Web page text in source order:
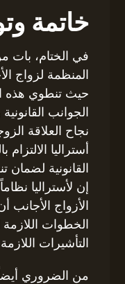
خاتمة
في الختام، بات
المنظمة لزواج
حيث تنطوي هذه
الجوانب
نجاح العلاقة
أستراليا
القانونية لضمان
إن لأستراليا
الأزواج الأجانب
الخطوات
التأشيرات
من الضروري